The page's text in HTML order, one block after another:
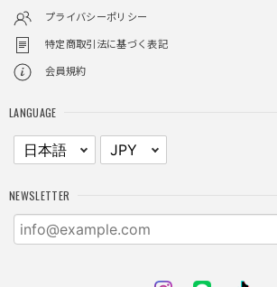
リティ
身体のラインに沿って着れるため、印象が
る。特に腕周りがいい感じ。
プライバシーポリシー
特定商取引法に基づく表記
会員規約
LANGUAGE
NEWSLETTER